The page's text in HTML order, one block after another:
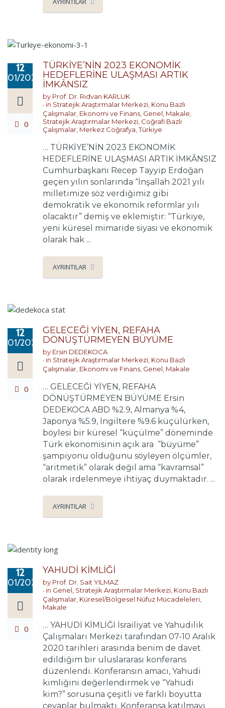
12
01/2021
0
TÜRKİYE’NİN 2023 EKONOMİK
HEDEFLERİNE ULAŞMASI ARTIK
İMKÂNSIZ
by Prof. Dr. Rıdvan KARLUK
in Stratejik Araştırmalar Merkezi Konu Bazlı
Çalışmalar Ekonomi ve Finans Genel Makale
Stratejik Araştırmalar Merkezi Coğrafi Bazlı
Çalışmalar Merkez Coğrafya ,Türkiye
… TÜRKİYE’NİN 2023 EKONOMİK
HEDEFLERİNE ULAŞMASI ARTIK İMKÂNSIZ
Cumhurbaşkanı Recep Tayyip Erdoğan
geçen yılın sonlarında “İnşallah 2021 yılı
milletimize söz verdiğimiz gibi
demokratik ve ekonomik reformlar yılı
olacaktır” demiş ve eklemiştir: “Türkiye,
yeni küresel mimaride siyasi ve ekonomik
olarak hak ...
AYRINTILAR
12
01/2021
0
GELECEĞİ YİYEN, REFAHA
DÖNÜŞTÜRMEYEN BÜYÜME
by Ersin DEDEKOCA
in Stratejik Araştırmalar Merkezi, Konu Bazlı
Çalışmalar, Ekonomi ve Finans, Genel, Makale
… GELECEĞİ YİYEN, REFAHA
DÖNÜŞTÜRMEYEN BÜYÜME Ersin
DEDEKOCA ABD %2.9, Almanya %4,
Japonya %5.9, İngiltere %9.6 küçülürken,
böylesi bir küresel “küçülme” döneminde
Türk ekonomisinin açık ara “büyüme”
şampiyonu olduğunu söyleyen ölçümler,
“aritmetik” olarak değil ama “kavramsal”
olarak irdelenmeye ihtiyaç duymaktadır. ...
AYRINTILAR
12
01/2021
0
YAHUDİ KİMLİĞİ
by Prof. Dr. Sait YILMAZ
in Genel Stratejik Araştırmalar Merkezi Konu Bazlı
Çalışmalar Küresel/Bölgesel Nüfuz Mücadeleleri
Makale
… YAHUDİ KİMLİĞİ İsrailiyat ve Yahudilik
Çalışmaları Merkezi tarafından 07-10 Aralık
2020 tarihleri arasında benim de davet
edildiğim bir uluslararası konferans
düzenlendi. Konferansın amacı, Yahudi
kimliğini değerlendirmek ve “Yahudi
kim?” sorusuna çeşitli ve farklı boyutta
cevaplar bulmaktı. Konferansa katılmayı